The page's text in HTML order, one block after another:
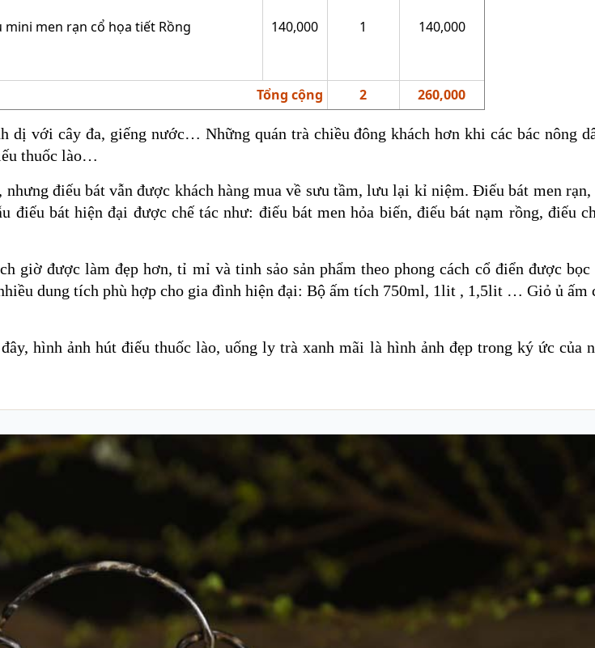
mini men rạn cổ họa tiết Rồng 140,000 1 140,000
Tổng cộng 2 260,000
dị với cây đa, giếng nước… Những quán trà chiều đông khách hơn khi các bác nông
thuốc lào…
điếu bát vẫn được khách hàng mua về sưu tầm, lưu lại kỉ niệm. Điếu bát men rạn,
điếu bát hiện đại được chế tác như: điếu bát men hỏa biến, điếu bát nạm rồng, điếu
giờ được làm đẹp hơn, tỉ mỉ và tinh sảo sản phẩm theo phong cách cổ điển được bọc
dung tích phù hợp cho gia đình hiện đại: Bộ ấm tích 750ml, 1lit , 1,5lit … Giỏ ủ ấm
hình ảnh hút điếu thuốc lào, uống ly trà xanh mãi là hình ảnh đẹp trong ký ức của